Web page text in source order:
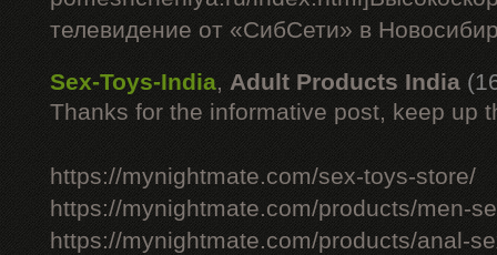
телевидение от «СибСети» в
Sex-Toys-India, Adult Products India
Thanks for the informative post, keep up
https://mynightmate.com/sex-toys-store/
https://mynightmate.com/products/men-
https://mynightmate.com/products/anal-